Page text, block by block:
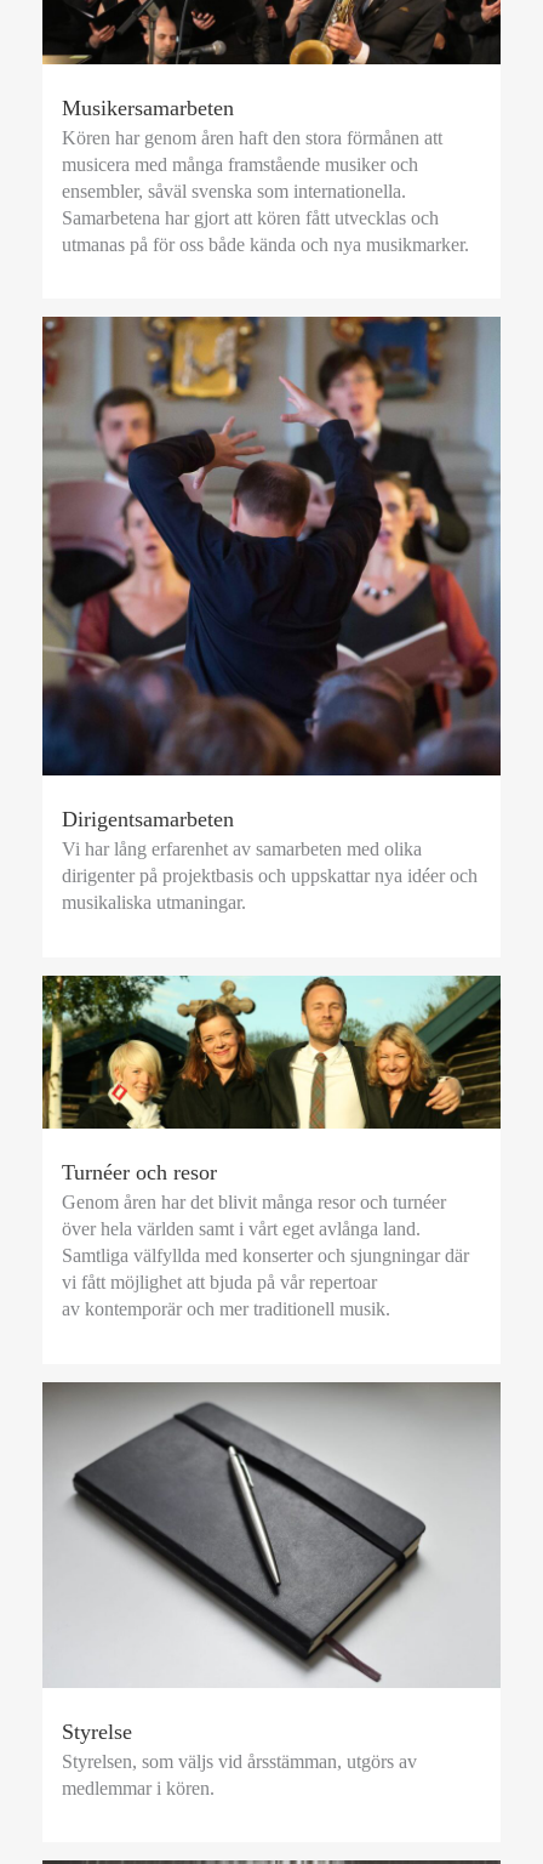
Musikersamarbeten
Kören har genom åren haft den stora förmånen att
musicera med många framstående musiker och
ensembler, såväl svenska som internationella.
Samarbetena har gjort att kören fått utvecklas och
utmanas på för oss både kända och nya musikmarker.
Dirigentsamarbeten
Vi har lång erfarenhet av samarbeten med olika
dirigenter på projektbasis och uppskattar nya idéer och
musikaliska utmaningar.
Turnéer och resor
Genom åren har det blivit många resor och turnéer
över hela världen samt i vårt eget avlånga land.
Samtliga välfyllda med konserter och sjungningar där
vi fått möjlighet att bjuda på vår repertoar
av kontemporär och mer traditionell musik.
Styrelse
Styrelsen, som väljs vid årsstämman, utgörs av
medlemmar i kören.